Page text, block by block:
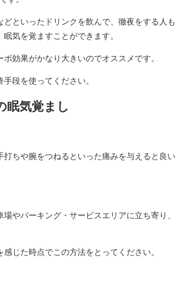
といったドリンクを飲んで、徹夜をする人も
気を覚ますことができます。
効果がかなり大きいのでオススメです。
段を使ってください。
眠気覚まし
ちや腕をつねるといった痛みを与えると良い
やパーキング・サービスエリアに立ち寄り、
じた時点でこの方法をとってください。